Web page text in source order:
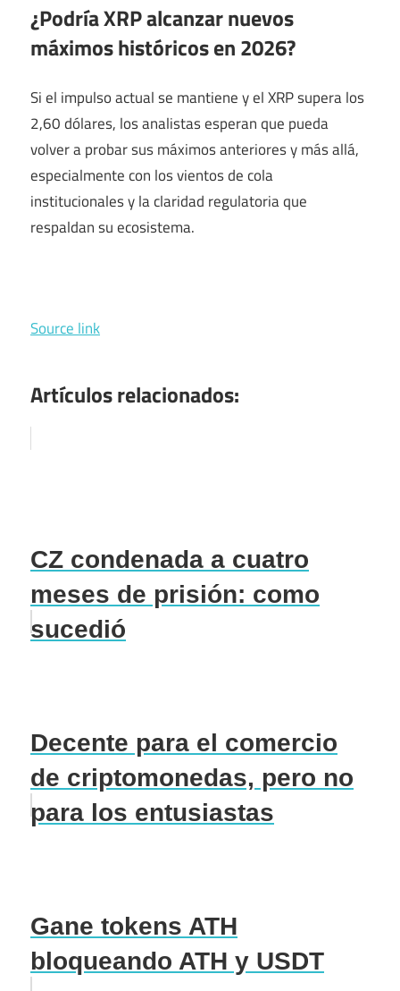
¿Podría XRP alcanzar nuevos
máximos históricos en 2026?
Si el impulso actual se mantiene y el XRP supera los
2,60 dólares, los analistas esperan que pueda
volver a probar sus máximos anteriores y más allá,
especialmente con los vientos de cola
institucionales y la claridad regulatoria que
respaldan su ecosistema.
Source link
Artículos relacionados:
CZ condenada a cuatro
meses de prisión: como
sucedió
Decente para el comercio
de criptomonedas, pero no
para los entusiastas
Gane tokens ATH
bloqueando ATH y USDT